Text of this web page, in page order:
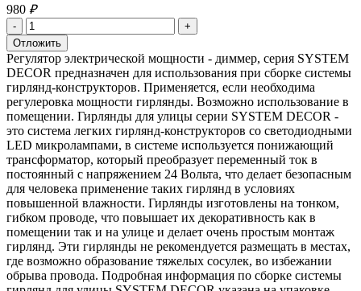
980 ₽
Регулятор электрической мощности - диммер, серия SYSTEM
DECOR предназначен для использования при сборке системы
гирлянд-конструкторов. Применяется, если необходима
регулеровка мощности гирлянды. Возможно использование в
помещении. Гирлянды для улицы серии SYSTEM DECOR -
это система легких гирлянд-конструкторов со светодиодными
LED микролампами, в системе используется понижающий
трансформатор, который преобразует переменный ток в
постоянный с напряжением 24 Вольта, что делает безопасным
для человека применение таких гирлянд в условиях
повышенной влажности. Гирлянды изготовлены на тонком,
гибком проводе, что повышает их декоративность как в
помещении так и на улице и делает очень простым монтаж
гирлянд. Эти гирлянды не рекомендуется размещать в местах,
где возможно образование тяжелых сосулек, во избежании
обрыва провода. Подробная информация по сборке системы